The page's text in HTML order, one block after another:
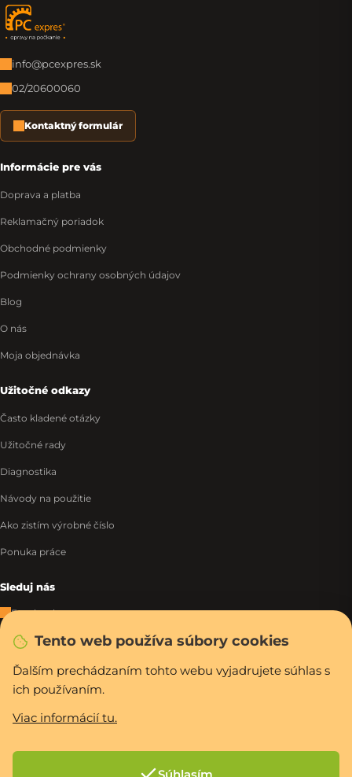
Tento web používa súbory cookies
Ďalším prechádzaním tohto webu vyjadrujete súhlas s
ich používaním.
Viac informácií tu.
Súhlasím
Zápätie
info@pcexpres.sk
02/20600060
Kontaktný formulár
Informácie pre vás
Doprava a platba
Reklamačný poriadok
Obchodné podmienky
Podmienky ochrany osobných údajov
Blog
O nás
Moja objednávka
Užitočné odkazy
Často kladené otázky
Užitočné rady
Diagnostika
Návody na použitie
Ako zistím výrobné číslo
Ponuka práce
Sleduj nás
Facebook
Instagram
Tiktok
WhatsApp